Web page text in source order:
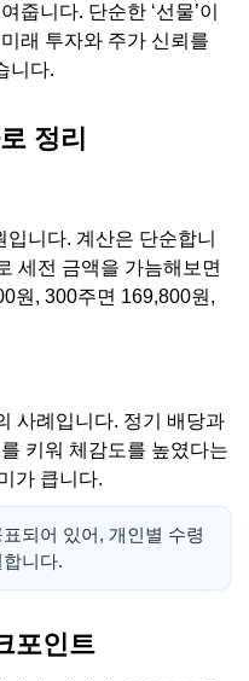
줍니다. 단순한 ‘선물’이
래 투자와 주가 신뢰를
니다.
정리
니다. 계산은 단순합니
세전 금액을 가늠해보면
원, 300주면 169,800원,
사례입니다. 정기 배당과
키워 체감도를 높였다는
가 큽니다.
되어 있어, 개인별 수령
니다.
포인트